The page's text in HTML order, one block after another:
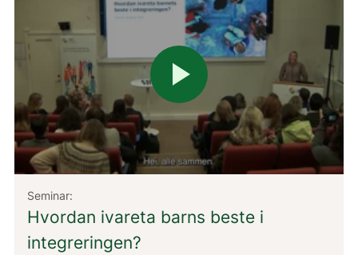
play_arrow
Seminar:
Hvordan ivareta barns beste i
integreringen?